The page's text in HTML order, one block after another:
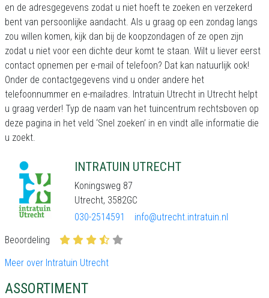
en de adresgegevens zodat u niet hoeft te zoeken en verzekerd
bent van persoonlijke aandacht. Als u graag op een zondag langs
zou willen komen, kijk dan bij de koopzondagen of ze open zijn
zodat u niet voor een dichte deur komt te staan. Wilt u liever eerst
contact opnemen per e-mail of telefoon? Dat kan natuurlijk ook!
Onder de contactgegevens vind u onder andere het
telefoonnummer en e-mailadres. Intratuin Utrecht in Utrecht helpt
u graag verder! Typ de naam van het tuincentrum rechtsboven op
deze pagina in het veld ‘Snel zoeken’ in en vindt alle informatie die
u zoekt.
INTRATUIN UTRECHT
Koningsweg 87
Utrecht, 3582GC
030-2514591
info@utrecht.intratuin.nl
Beoordeling
Meer over Intratuin Utrecht
ASSORTIMENT